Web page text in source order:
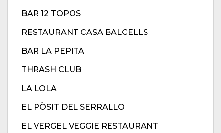
BAR 12 TOPOS
RESTAURANT CASA BALCELLS
BAR LA PEPITA
THRASH CLUB
LA LOLA
EL PÒSIT DEL SERRALLO
EL VERGEL VEGGIE RESTAURANT